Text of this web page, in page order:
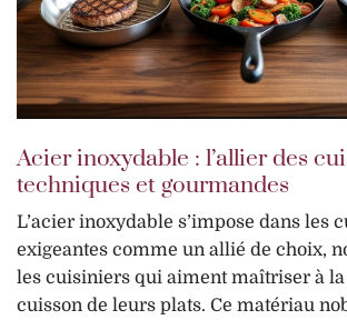
Acier inoxydable : l’allier des
techniques et gourmandes
L’acier inoxydable s’impose dans les
exigeantes comme un allié de choix,
les cuisiniers qui aiment maîtriser à
cuisson de leurs plats. Ce matériau